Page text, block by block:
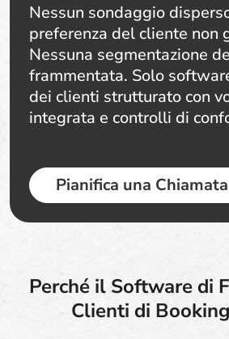
Nessun sondaggio
preferenza del cliente non
Nessuna segmentazione
frammentata. Solo
dei clienti strutturato con
integrata e controlli di
Pianifica una Chiamata
Perché il Software di
Clienti di